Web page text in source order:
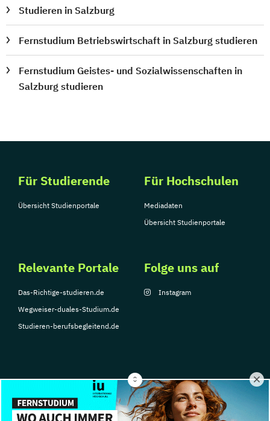
Studieren in Salzburg
Fernstudium Betriebswirtschaft in Salzburg studieren
Fernstudium Geistes- und Sozialwissenschaften in
Salzburg studieren
Für Studierende
Übersicht Studienportale
Für Hochschulen
Mediadaten
Übersicht Studienportale
Relevante Portale
Das-Richtige-studieren.de
Wegweiser-duales-Studium.de
Studieren-berufsbegleitend.de
Folge uns auf
Instagram
© Copyright 2026, TarGroup Media GmbH